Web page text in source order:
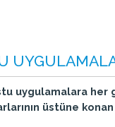
uygulamalara
üstüne